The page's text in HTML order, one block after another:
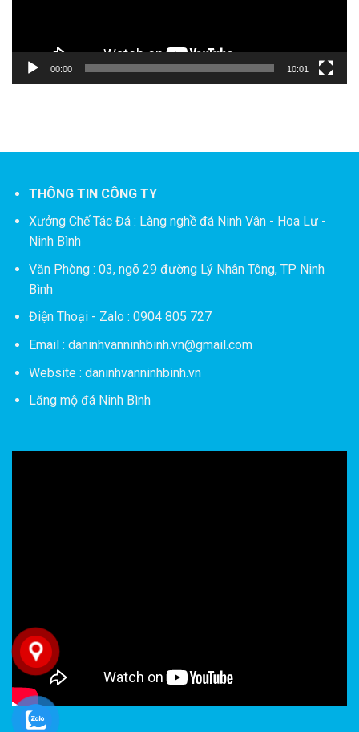
00:00 10:01
THÔNG TIN CÔNG TY
Xưởng Chế Tác Đá : Làng nghề đá Ninh Vân - Hoa Lư -
Ninh Bình
Văn Phòng : 03, ngõ 29 đường Lý Nhân Tông, TP Ninh
Bình
Điện Thoại - Zalo : 0904 805 727
Email : daninhvanninhbinh.vn@gmail.com
Website : daninhvanninhbinh.vn
Lăng mộ đá Ninh Bình